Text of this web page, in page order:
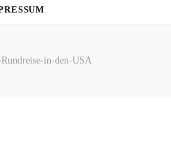
in-den-USA